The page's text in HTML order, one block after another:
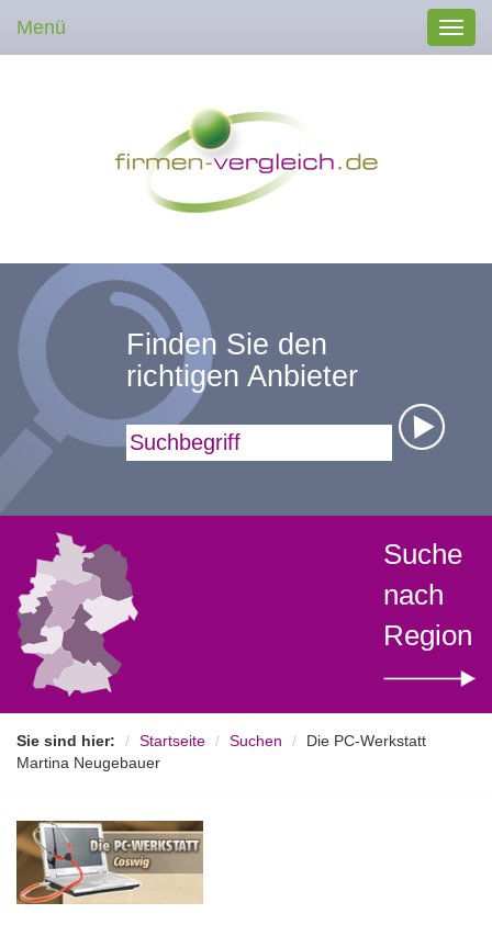
Menü
Finden Sie den
richtigen Anbieter
Suchbegriff
Suche
nach
Region
Sie sind hier: Startseite Suchen
Die PC-Werkstatt
Martina Neugebauer